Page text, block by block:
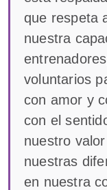
que respeta
nuestra
voluntarios
con amor y
con el
nuestro
nuestras
en nuestra